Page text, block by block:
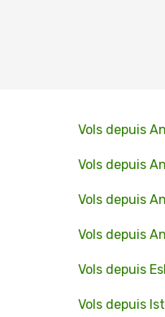
Vols depuis
Vols depuis
Vols depuis
Vols depuis
Vols depuis
Vols depuis